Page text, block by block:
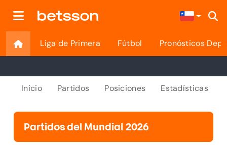
Liga de Primera Fútbol Pronósticos
Inicio Partidos Posiciones Estadísticas
Partidos del Mundial 2026